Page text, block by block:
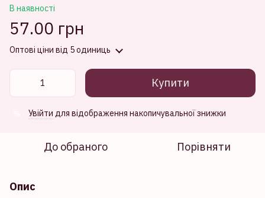
В наявності
57.00 грн
Оптові ціни від 5 одиниць
Купити
Увійти для відображення накопичувальної знижки
До обраного Порівняти
Опис